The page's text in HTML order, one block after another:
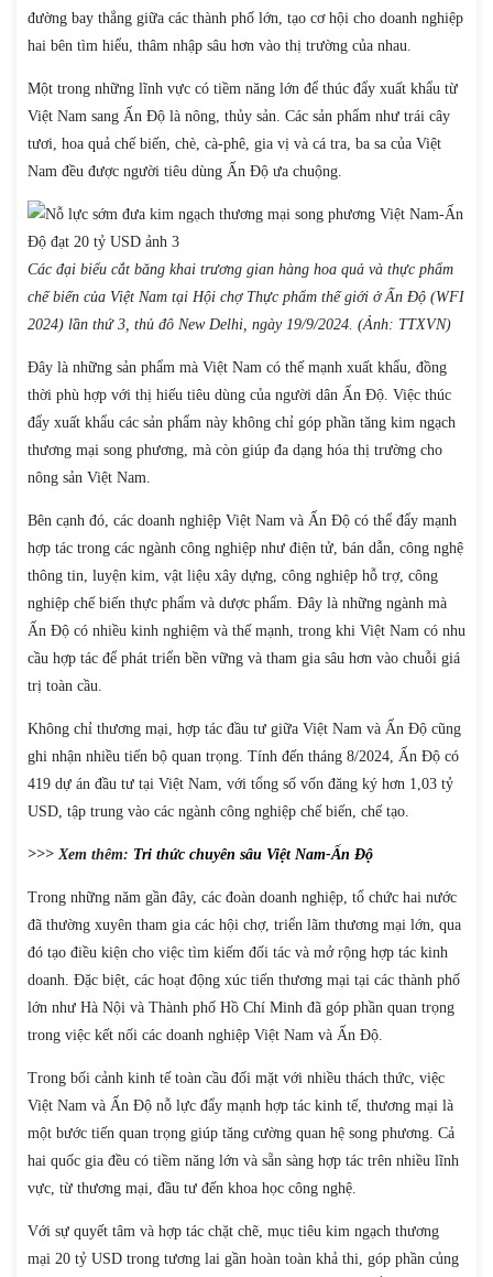
đường bay thẳng giữa các thành phố lớn, tạo cơ hội cho doanh nghiệp
hai bên tìm hiểu, thâm nhập sâu hơn vào thị trường của nhau.
Một trong những lĩnh vực có tiềm năng lớn để thúc đẩy xuất khẩu từ
Việt Nam sang Ấn Độ là nông, thủy sản. Các sản phẩm như trái cây
tươi, hoa quả chế biến, chè, cà-phê, gia vị và cá tra, ba sa của Việt
Nam đều được người tiêu dùng Ấn Độ ưa chuộng.
Các đại biểu cắt băng khai trương gian hàng hoa quả và thực phẩm
chế biến của Việt Nam tại Hội chợ Thực phẩm thế giới ở Ấn Độ (WFI
2024) lần thứ 3, thủ đô New Delhi, ngày 19/9/2024. (Ảnh: TTXVN)
Đây là những sản phẩm mà Việt Nam có thế mạnh xuất khẩu, đồng
thời phù hợp với thị hiếu tiêu dùng của người dân Ấn Độ. Việc thúc
đẩy xuất khẩu các sản phẩm này không chỉ góp phần tăng kim ngạch
thương mại song phương, mà còn giúp đa dạng hóa thị trường cho
nông sản Việt Nam.
Bên cạnh đó, các doanh nghiệp Việt Nam và Ấn Độ có thể đẩy mạnh
hợp tác trong các ngành công nghiệp như điện tử, bán dẫn, công nghệ
thông tin, luyện kim, vật liệu xây dựng, công nghiệp hỗ trợ, công
nghiệp chế biến thực phẩm và dược phẩm. Đây là những ngành mà
Ấn Độ có nhiều kinh nghiệm và thế mạnh, trong khi Việt Nam có nhu
cầu hợp tác để phát triển bền vững và tham gia sâu hơn vào chuỗi giá
trị toàn cầu.
Không chỉ thương mại, hợp tác đầu tư giữa Việt Nam và Ấn Độ cũng
ghi nhận nhiều tiến bộ quan trọng. Tính đến tháng 8/2024, Ấn Độ có
419 dự án đầu tư tại Việt Nam, với tổng số vốn đăng ký hơn 1,03 tỷ
USD, tập trung vào các ngành công nghiệp chế biến, chế tạo.
>>> Xem thêm: Tri thức chuyên sâu Việt Nam-Ấn Độ
Trong những năm gần đây, các đoàn doanh nghiệp, tổ chức hai nước
đã thường xuyên tham gia các hội chợ, triển lãm thương mại lớn, qua
đó tạo điều kiện cho việc tìm kiếm đối tác và mở rộng hợp tác kinh
doanh. Đặc biệt, các hoạt động xúc tiến thương mại tại các thành phố
lớn như Hà Nội và Thành phố Hồ Chí Minh đã góp phần quan trọng
trong việc kết nối các doanh nghiệp Việt Nam và Ấn Độ.
Trong bối cảnh kinh tế toàn cầu đối mặt với nhiều thách thức, việc
Việt Nam và Ấn Độ nỗ lực đẩy mạnh hợp tác kinh tế, thương mại là
một bước tiến quan trọng giúp tăng cường quan hệ song phương. Cả
hai quốc gia đều có tiềm năng lớn và sẵn sàng hợp tác trên nhiều lĩnh
vực, từ thương mại, đầu tư đến khoa học công nghệ.
Với sự quyết tâm và hợp tác chặt chẽ, mục tiêu kim ngạch thương
mại 20 tỷ USD trong tương lai gần hoàn toàn khả thi, góp phần củng